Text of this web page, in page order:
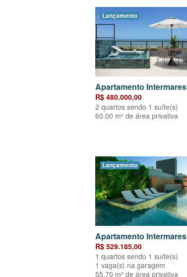
Lançamento
Apartamento Intermares
R$ 480.000,00
2 quartos sendo 1 suíte(s)
60.00 m² de área privativa
Lançamento
Apartamento Intermares
R$ 529.185,00
1 quartos sendo 1 suíte(s)
1 vaga(s) na garagem
55.70 m² de área privativa